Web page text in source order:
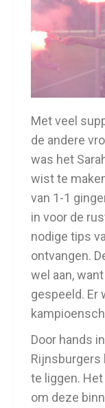
Met veel
de andere
was het
wist te
van 1-1
in voor de
nodige tips
ontvangen.
wel aan,
gespeeld. Er
Door hands
Rijnsburgers
te liggen.
om deze